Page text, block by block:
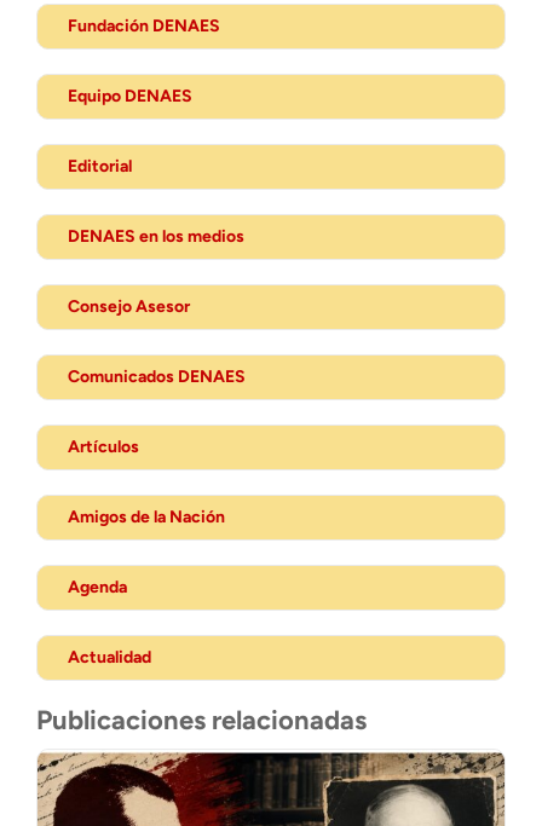
Fundación DENAES
Equipo DENAES
Editorial
DENAES en los medios
Consejo Asesor
Comunicados DENAES
Artículos
Amigos de la Nación
Agenda
Actualidad
Publicaciones relacionadas